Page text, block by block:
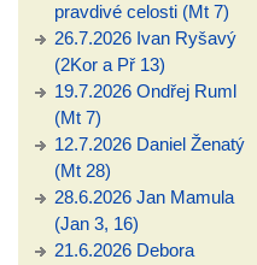
pravdivé celosti (Mt 7)
26.7.2026 Ivan Ryšavý
(2Kor a Př 13)
19.7.2026 Ondřej Ruml
(Mt 7)
12.7.2026 Daniel Ženatý
(Mt 28)
28.6.2026 Jan Mamula
(Jan 3, 16)
21.6.2026 Debora